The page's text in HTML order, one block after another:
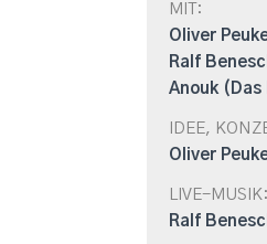
MIT:
Oliver
Ralf
Anouk (Das
IDEE,
Oliver
LIVE-MUSIK:
Ralf